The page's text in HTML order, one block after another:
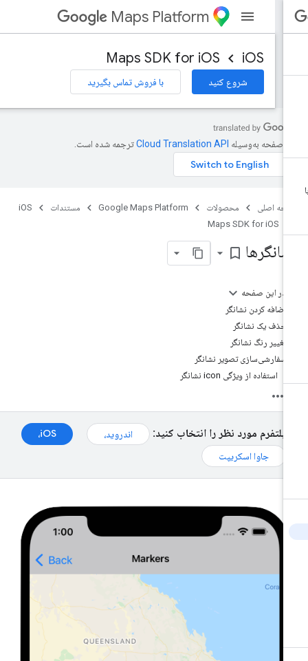
Maps Platform
iOS
Maps SDK for iOS
شروع کنید با فروش تماس بگیرید
صفحه به‌وسیله ترجمه شده است.
اصلی محصولات Google Maps Platform مستندات
iOS
Maps SDK for iOS
bookmark_border
در این صفحه
اضافه کردن نشانگر
حذف یک نشانگر
تغییر رنگ نشانگر
سفارشی‌سازی تصویر نشانگر
استفاده از ویژگی icon نشانگر
پلتفرم مورد نظر را انتخاب کنید: اندروید،
iOS،
جاوا اسکریپت